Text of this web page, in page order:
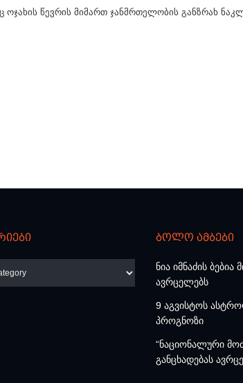
ოჯა­ხის წევ­რის მი­მართ ჯან­მრთე­ლო­ბის გან­ზრახ
ბოლო ამბები
ნია იმნაძის ბებია
ავრცელებს
9 აგვისტოს
პროგნოზი
“ნაციონალური
განცხადებას